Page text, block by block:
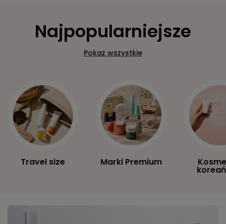
Najpopularniejsze
Pokaż wszystkie
Travel size Marki Premium